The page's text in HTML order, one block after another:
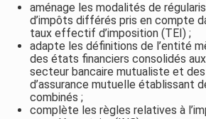
aménage les modalités de
d’impôts différés pris en compte
taux effectif d’imposition (TEI) ;
adapte les définitions de l’entité
des états financiers consolidés
secteur bancaire mutualiste et
d’assurance mutuelle établissant
combinés ;
complète les règles relatives à